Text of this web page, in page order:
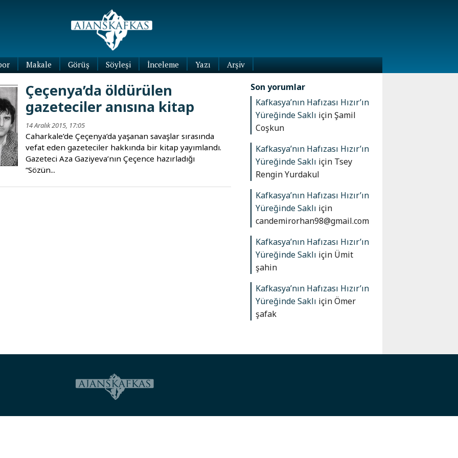
Makale Görüş Söyleşi İnceleme
Yazı
Arşiv
Çeçenya’da öldürülen
gazeteciler anısına kitap
14 Aralık 2015, 17:05
Caharkale’de Çeçenya’da yaşanan savaşlar sırasında
vefat eden gazeteciler hakkında bir kitap yayımlandı.
Gazeteci Aza Gaziyeva’nın Çeçence hazırladığı
“Sözün...
Son yorumlar
Kafkasya’nın Hafızası Hızır’ın
Yüreğinde Saklı içinŞamil
Coşkun
Kafkasya’nın Hafızası Hızır’ın
Yüreğinde Saklı için Tsey
Rengin Yurdakul
Kafkasya’nın Hafızası Hızır’ın
Yüreğinde Saklı için
candemirorhan98@gmail.com
Kafkasya’nın Hafızası Hızır’ın
Yüreğinde Saklı için Ümit
şahin
Kafkasya’nın Hafızası Hızır’ın
Yüreğinde Saklı içinÖmer
şafak